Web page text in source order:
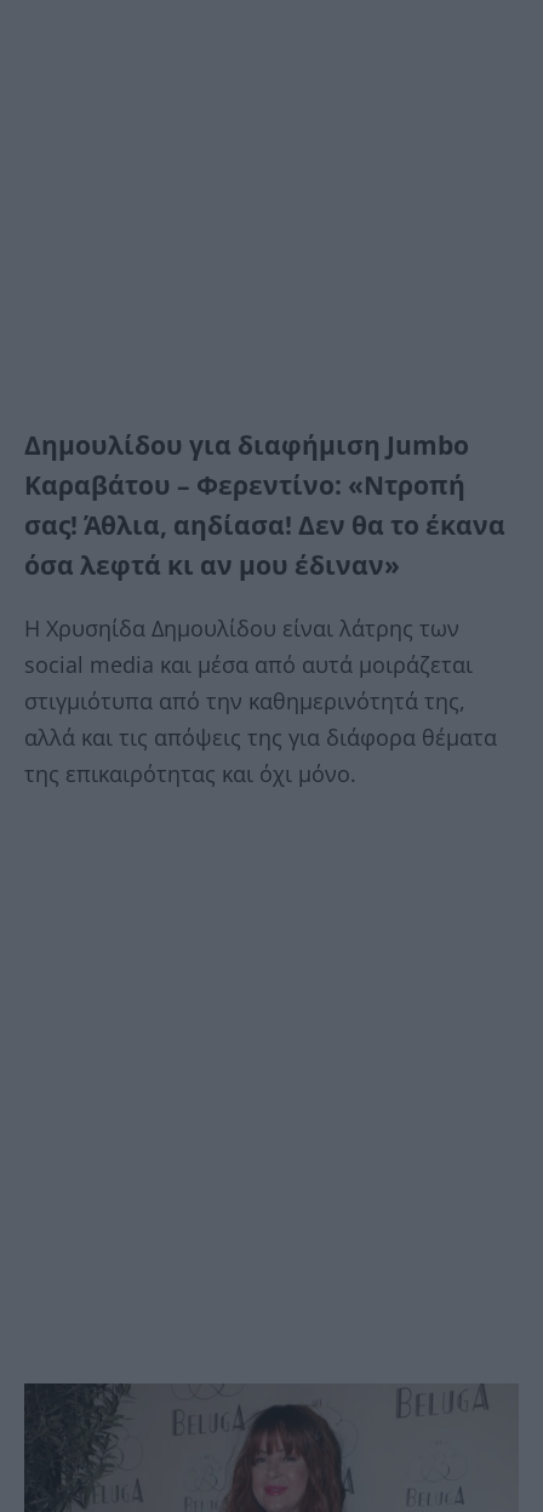
Δημουλίδου για διαφήμιση Jumbo
Καραβάτου – Φερεντίνο: «Ντροπή
σας! Άθλια, αηδίασα! Δεν θα το έκανα
όσα λεφτά κι αν μου έδιναν»
Η Χρυσηίδα Δημουλίδου είναι λάτρης των
social media και μέσα από αυτά μοιράζεται
στιγμιότυπα από την καθημερινότητά της,
αλλά και τις απόψεις της για διάφορα θέματα
της επικαιρότητας και όχι μόνο.